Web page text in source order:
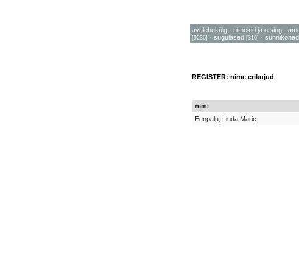
avalehekülg · nimekiri ja otsing ·
[9236] · sugulased [310] · sünnikohad
REGISTER: nime erikujud
nimi
Eenpalu, Linda Marie